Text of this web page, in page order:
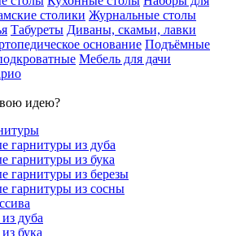
столики Журнальные столы
Табуреты Диваны, скамьи, лавки
основание Подъёмные
Мебель для дачи
гарнитуры из дуба
гарнитуры из бука
гарнитуры из березы
гарнитуры из сосны
дуба
бука